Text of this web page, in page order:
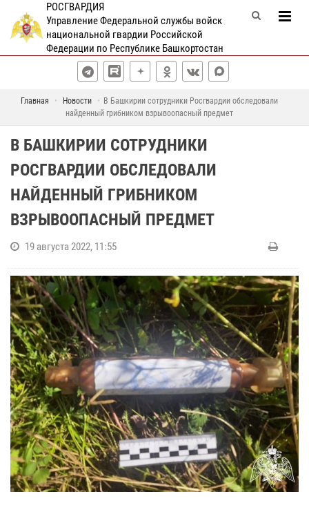
РОСГВАРДИЯ
Управление Федеральной службы войск
национальной гвардии Российской
Федерации по Республике Башкортостан
Главная Новости
В Башкирии сотрудники Росгвардии обследовали
найденный грибником взрывоопасный предмет
В БАШКИРИИ СОТРУДНИКИ
РОСГВАРДИИ ОБСЛЕДОВАЛИ
НАЙДЕННЫЙ ГРИБНИКОМ
ВЗРЫВООПАСНЫЙ ПРЕДМЕТ
19 августа 2022, 11:55